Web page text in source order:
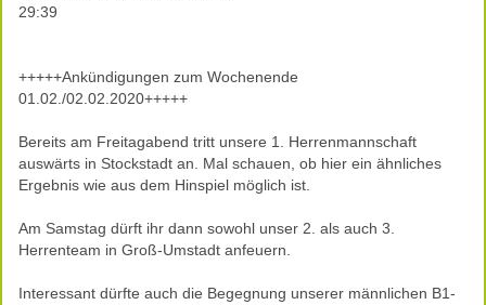
29:39
+++++Ankündigungen zum Wochenende
01.02./02.02.2020+++++
Bereits am Freitagabend tritt unsere 1. Herrenmannschaft
auswärts in Stockstadt an. Mal schauen, ob hier ein ähnliches
Ergebnis wie aus dem Hinspiel möglich ist.
Am Samstag dürft ihr dann sowohl unser 2. als auch 3.
Herrenteam in Groß-Umstadt anfeuern.
Interessant dürfte auch die Begegnung unserer männlichen B1-